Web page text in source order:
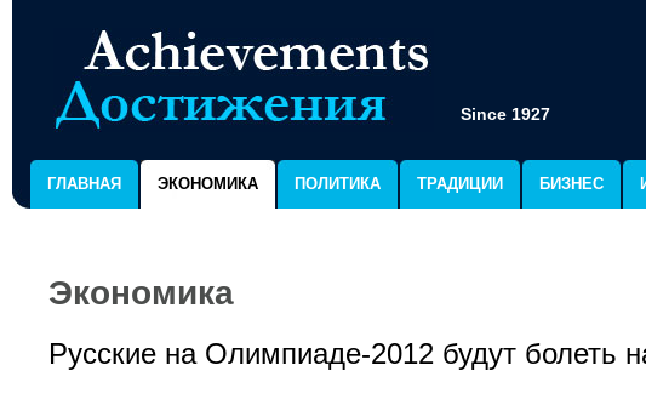
Since 1927
ГЛАВНАЯ ЭКОНОМИКА ПОЛИТИКА ТРАДИЦИИ БИЗНЕС
Экономика
Русские на Олимпиаде-2012 будут болеть